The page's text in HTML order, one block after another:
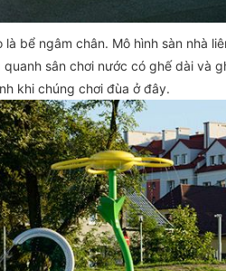
bể ngâm chân. Mô hình sàn nhà
sân chơi nước có ghế dài và
khi chúng chơi đùa ở đây.